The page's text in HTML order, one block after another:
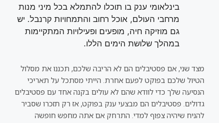
בינלאומי ענק בו תוכלו להתמלא בכל מיני מנות
מרחבי העולם, אוכל רחוב והתמחויות קרנבל. יש
גם מוזיקה חיה, מופעים ופעילויות המתקיימות
במהלך שלושת הימים הללו.
מצד שני, אם פסטיבלים הם לא הריבה שלכם, תכננו את מסלול
הטיול שלכם בפוקט לפעם אחרת. הייתי מסתכל על תאריכי
הנסיעה שלך כדי לוודא שהם לא עולים בקנה אחד עם פסטיבלים
גדולים. פסטיבלים הם מבצעי ענק בפוקט, אז רק תזכרו שסביר
להניח שיהיה צפוף למדי. התרחק אם אתה מחפש חופשה